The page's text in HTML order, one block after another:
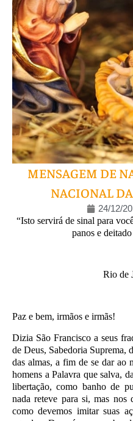
MENSAGEM DE
NACIONAL
24/12/
“Isto servirá de sinal para
panos e
Rio de
Paz e bem, irmãos e irmãs!
Dizia São Francisco a seus
de Deus, Sabedoria Suprema,
das almas, a fim de se dar ao
homens a Palavra que salva,
libertação, como banho de
nada reteve para si, mas
como devemos imitar suas